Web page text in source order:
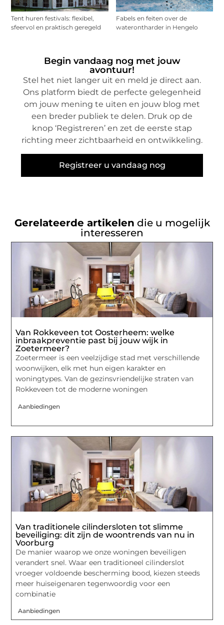
Tent huren festivals: flexibel,
sfeervol en praktisch geregeld
Fabels en feiten over de
waterontharder in Hengelo
Begin vandaag nog met jouw
avontuur!
Stel het niet langer uit en meld je direct aan.
Ons platform biedt de perfecte gelegenheid
om jouw mening te uiten en jouw blog met
een breder publiek te delen. Druk op de
knop ‘Registreren’ en zet de eerste stap
richting meer zichtbaarheid en ontwikkeling.
Registreer u vandaag nog
Gerelateerde artikelen die u mogelijk
interesseren
Van Rokkeveen tot Oosterheem: welke
inbraakpreventie past bij jouw wijk in
Zoetermeer?
Zoetermeer is een veelzijdige stad met verschillende
woonwijken, elk met hun eigen karakter en
woningtypes. Van de gezinsvriendelijke straten van
Rokkeveen tot de moderne woningen
Aanbiedingen
Van traditionele cilindersloten tot slimme
beveiliging: dit zijn de woontrends van nu in
Voorburg
De manier waarop we onze woningen beveiligen
verandert snel. Waar een traditioneel cilinderslot
vroeger voldoende bescherming bood, kiezen steeds
meer huiseigenaren tegenwoordig voor een
combinatie
Aanbiedingen